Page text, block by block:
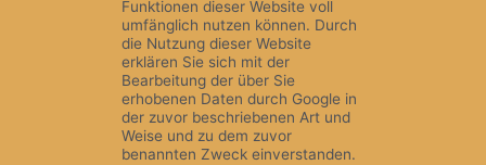
Funktionen dieser Website voll
umfänglich nutzen können. Durch
die Nutzung dieser Website
erklären Sie sich mit der
Bearbeitung der über Sie
erhobenen Daten durch Google in
der zuvor beschriebenen Art und
Weise und zu dem zuvor
benannten Zweck einverstanden.